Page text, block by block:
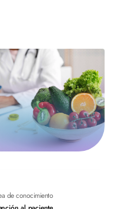
de conocimiento